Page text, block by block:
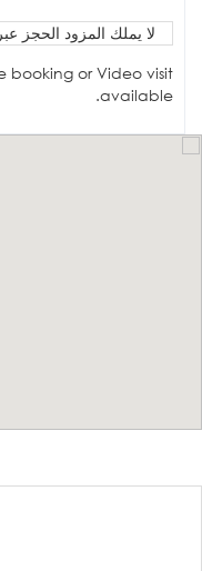
لا يملك المزود الحجز
booking or Video visit
available.